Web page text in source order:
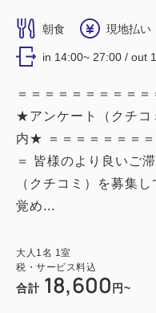
■横浜夜景
シングルサイズ /
Wi-Fiあり（無料）
朝食 現地払い
in 14:00~ 27:00 / out
＝＝＝＝＝＝＝＝＝
★アンケート（クチコ
内★ ＝＝＝＝＝＝＝
＝ 皆様のより良いご
（クチコミ）を募集
覚め...
大人 1名 1室
税・サービス料込
合計 18,600 円~